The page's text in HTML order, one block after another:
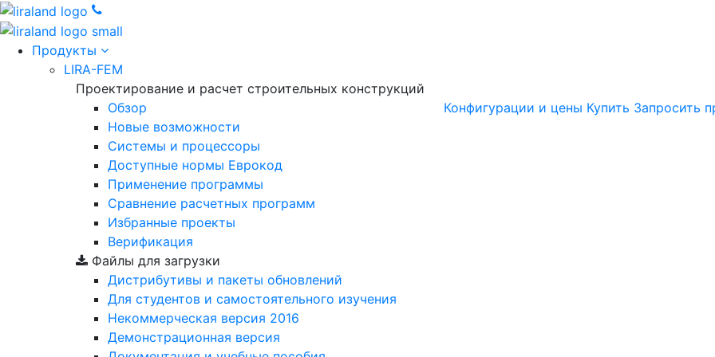
Продукты
LIRA-FEM
Проектирование и расчет строительных конструкций
Обзор
Новые возможности
Cистемы и процессоры
Доступные нормы Еврокод
Применение программы
Сравнение расчетных программ
Избранные проекты
Верификация
Конфигурации и цены Купить Запросить
Файлы для загрузки
Дистрибутивы и пакеты обновлений
Для студентов и самостоятельного изучения
Некоммерческая версия 2016
Демонстрационная версия